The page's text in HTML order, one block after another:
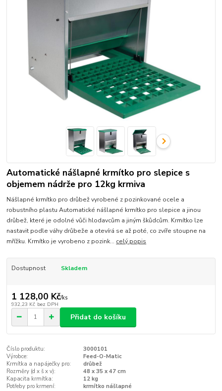
Automatické nášlapné krmítko pro slepice s
objemem nádrže pro 12kg krmiva
Nášlapné krmítko pro drůbež vyrobené z pozinkované ocele a
robustního plastu Automatické nášlapné krmítko pro slepice a jinou
drůbež, které je odolné vůči hlodavcům a jiným škůdcům. Krmítko lze
nastavit podle váhy drůbeže a otevírá se až poté, co zvíře stoupne na
mřížku. Krmítko je vyrobeno z pozink... celý popis
Dostupnost Skladem
1 128,00 Kč/ks
932,23 Kč bez DPH
Přidat do košíku
Číslo produktu:
3000101
Výrobce:
Feed-O-Matic
Krmítka a napáječky pro:
drůbež
Rozměry (d x š x v):
48 x 35 x 47 cm
Kapacita krmítka:
12 kg
Potřeby pro krmení:
krmítko nášlapné